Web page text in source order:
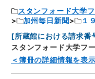
スタンフォード大学
加州毎日新聞
１
[所蔵館における請求番
スタンフォード大学フ
＜簿冊の詳細情報を表